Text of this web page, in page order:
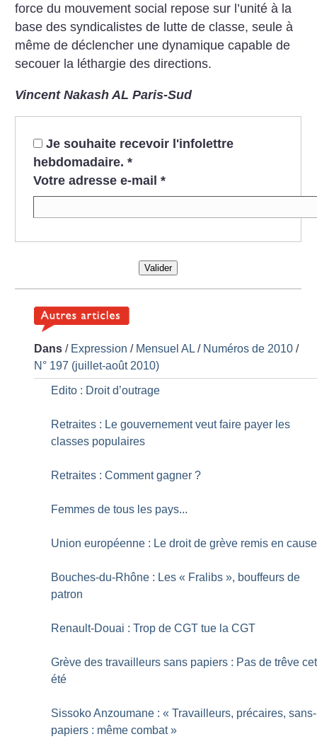
force du mouvement social repose sur l’unité à la
base des syndicalistes de lutte de classe, seule à
même de déclencher une dynamique capable de
secouer la léthargie des directions.
Vincent Nakash AL Paris-Sud
Je souhaite recevoir l'infolettre
hebdomadaire. *
Votre adresse e-mail *
Valider
Dans / Expression / Mensuel AL / Numéros de 2010 /
N° 197 (juillet-août 2010)
Edito : Droit d’outrage
Retraites : Le gouvernement veut faire payer les
classes populaires
Retraites : Comment gagner ?
Femmes de tous les pays...
Union européenne : Le droit de grève remis en cause
Bouches-du-Rhône : Les « Fralibs », bouffeurs de
patron
Renault-Douai : Trop de CGT tue la CGT
Grève des travailleurs sans papiers : Pas de trêve cet
été
Sissoko Anzoumane : « Travailleurs, précaires, sans-
papiers : même combat »